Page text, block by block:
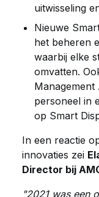
uitwisseling
Nieuwe
het beheren
waarbij elke
omvatten.
personeel in
op Smart
In een reactie
innovaties zei
Director bij
"2021 was een